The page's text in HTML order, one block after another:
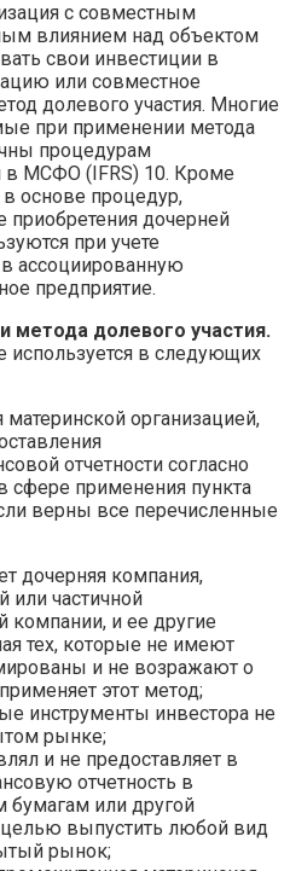
с совместным
влиянием над объектом
свои инвестиции в
или совместное
долевого участия. Многие
при применении метода
процедурам
в МСФО (IFRS) 10. Кроме
основе процедур,
приобретения дочерней
при учете
ассоциированную
предприятие.
метода долевого участия.
используется в следующих
материнской организацией,
отчетности согласно
сфере применения пункта
верны все перечисленные
дочерняя компания,
или частичной
компании, и ее другие
тех, которые не имеют
и не возражают о
этот метод;
инструменты инвестора не
рынке;
и не предоставляет в
отчетность в
или другой
целью выпустить любой вид
рынок;